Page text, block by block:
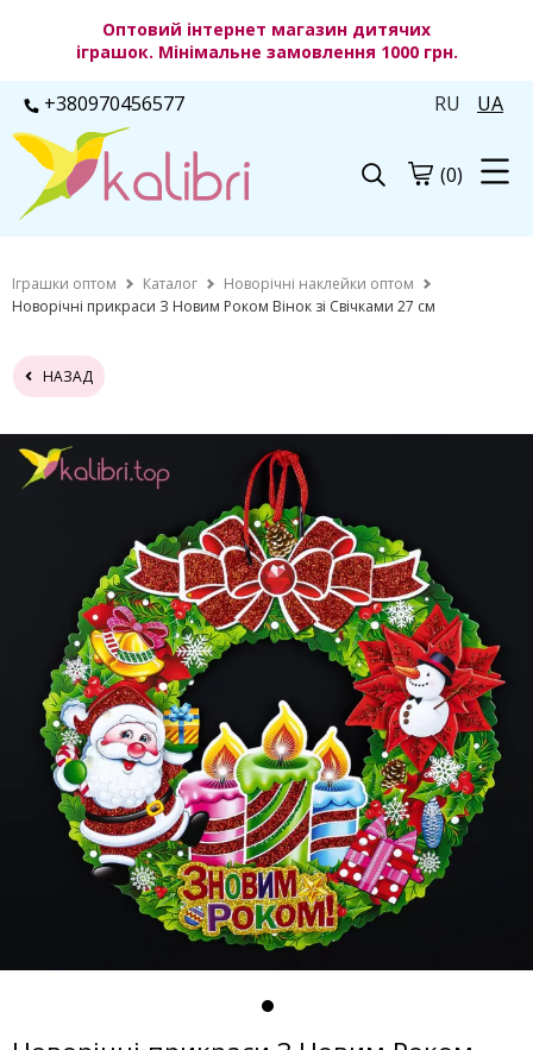
Оптовий інтернет магазин дитячих
іграшок. Мінімальне замовлення 1000 грн.
+380970456577 RU UA
(0)
Іграшки оптом Каталог
Новорічні наклейки оптом
Новорічні прикраси З Новим Роком Вінок зі Свічками 27 см
НАЗАД